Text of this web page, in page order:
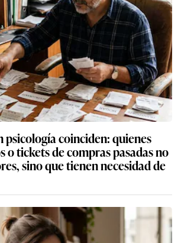
psicología coinciden: quienes
o tickets de compras pasadas no
sino que tienen necesidad de